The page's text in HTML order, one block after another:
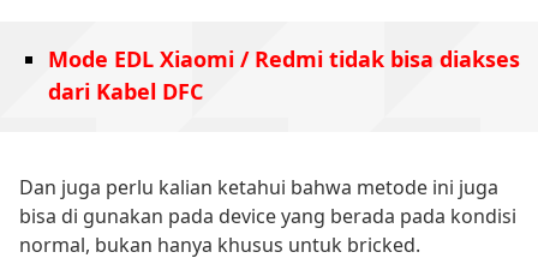
Mode EDL Xiaomi / Redmi tidak bisa diakses
dari Kabel DFC
Dan juga perlu kalian ketahui bahwa metode ini juga
bisa di gunakan pada device yang berada pada kondisi
normal, bukan hanya khusus untuk bricked.